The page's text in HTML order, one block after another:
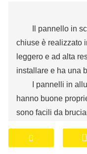
Il pannello in
chiuse è realizzato
leggero e ad alta
installare e ha una
I pannelli in
hanno buone
sono facili da